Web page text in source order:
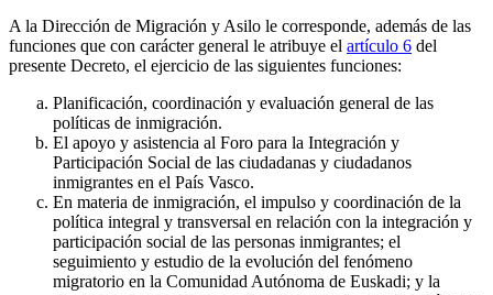
A la Dirección de Migración y Asilo le corresponde, además de las
funciones que con carácter general le atribuye el artículo 6 del
presente Decreto, el ejercicio de las siguientes funciones:
Planificación, coordinación y evaluación general de las
políticas de inmigración.
El apoyo y asistencia al Foro para la Integración y
Participación Social de las ciudadanas y ciudadanos
inmigrantes en el País Vasco.
En materia de inmigración, el impulso y coordinación de la
política integral y transversal en relación con la integración y
participación social de las personas inmigrantes; el
seguimiento y estudio de la evolución del fenómeno
migratorio en la Comunidad Autónoma de Euskadi; y la